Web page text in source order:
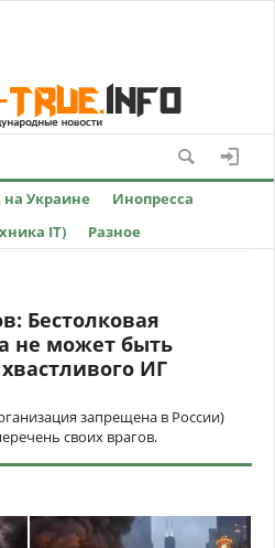
Украине
Инопресса
IT) Разное
Бестолковая
не может быть
ИГ
запрещена в России)
своих врагов.